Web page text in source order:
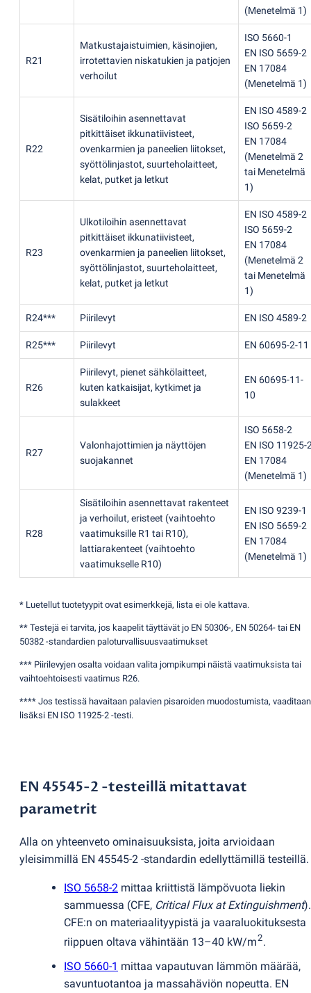
(Menetelmä 1)
R21
Matkustajaistuimien, käsinojien,
irrotettavien niskatukien ja patjojen
verhoilut
ISO 5660-1
EN ISO 5659-2
EN 17084
(Menetelmä 1)
R22
Sisätiloihin asennettavat
pitkittäiset ikkunatiivisteet,
ovenkarmien ja paneelien liitokset,
syöttölinjastot, suurteholaitteet,
kelat, putket ja letkut
EN ISO 4589-2
ISO 5659-2
EN 17084
(Menetelmä 2
tai Menetelmä
1)
R23
Ulkotiloihin asennettavat
pitkittäiset ikkunatiivisteet,
ovenkarmien ja paneelien liitokset,
syöttölinjastot, suurteholaitteet,
kelat, putket ja letkut
EN ISO 4589-2
ISO 5659-2
EN 17084
(Menetelmä 2
tai Menetelmä
1)
R24*** Piirilevyt EN ISO 4589-2
R25*** Piirilevyt EN 60695-2-11
R26
Piirilevyt, pienet sähkölaitteet,
kuten katkaisijat, kytkimet ja
sulakkeet
EN 60695-11-
10
R27
Valonhajottimien ja näyttöjen
suojakannet
ISO 5658-2
EN ISO 11925-
EN 17084
(Menetelmä 1)
R28
Sisätiloihin asennettavat rakenteet
ja verhoilut, eristeet (vaihtoehto
vaatimuksille R1 tai R10),
lattiarakenteet (vaihtoehto
vaatimukselle R10)
EN ISO 9239-1
EN ISO 5659-2
EN 17084
(Menetelmä 1)
* Luetellut tuotetyypit ovat esimerkkejä, lista ei ole kattava.
** Testejä ei tarvita, jos kaapelit täyttävät jo EN 50306-, EN 50264- tai EN
50382 -standardien paloturvallisuusvaatimukset
*** Piirilevyjen osalta voidaan valita jompikumpi näistä vaatimuksista tai
vaihtoehtoisesti vaatimus R26.
**** Jos testissä havaitaan palavien pisaroiden muodostumista, vaaditaan
lisäksi EN ISO 11925-2 -testi.
EN 45545-2 -testeillä mitattavat
parametrit
Alla on yhteenveto ominaisuuksista, joita arvioidaan
yleisimmillä EN 45545-2 -standardin edellyttämillä testeillä.
ISO 5658-2 mittaa kriittistä lämpövuota liekin
sammuessa (CFE, Critical Flux at Extinguishment).
CFE:n on materiaalityypistä ja vaaraluokituksesta
riippuen oltava vähintään 13–40 kW/m2.
ISO 5660-1 mittaa vapautuvan lämmön määrää,
savuntuotantoa ja massahäviön nopeutta. EN